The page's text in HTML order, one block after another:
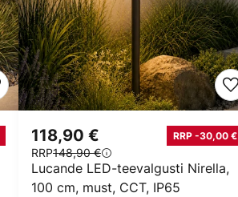
Lucande LED-teevalgusti Nirella,
100 cm, must, CCT, IP65
118,90 € RRP -30,00 €
RRP148,90 €